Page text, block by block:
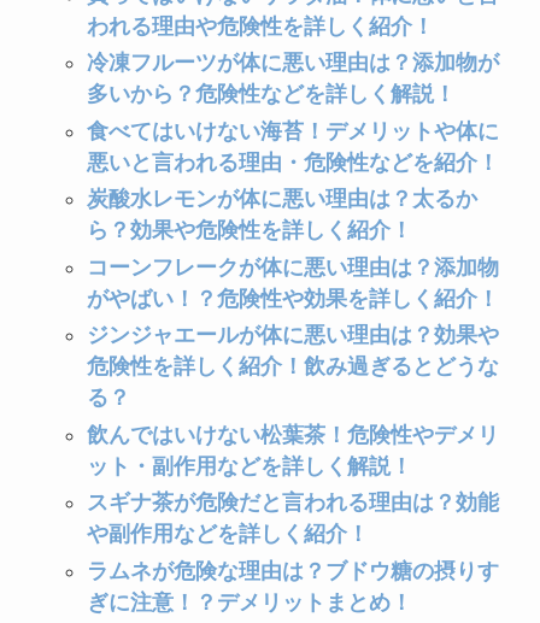
バターコーヒーの危険性とは？コレステロ
ールが上昇する？効果を詳しく紹介！
コーンフレークが体に悪い理由は？添加物
がやばい！？危険性や効果を詳しく紹介！
われる理由や危険性を詳しく紹介！
冷凍フルーツが体に悪い理由は？添加物が
多いから？危険性などを詳しく解説！
食べてはいけない海苔！デメリットや体に
悪いと言われる理由・危険性などを紹介！
炭酸水レモンが体に悪い理由は？太るか
ら？効果や危険性を詳しく紹介！
コーンフレークが体に悪い理由は？添加物
がやばい！？危険性や効果を詳しく紹介！
ジンジャエールが体に悪い理由は？効果や
危険性を詳しく紹介！飲み過ぎるとどうな
る？
飲んではいけない松葉茶！危険性やデメリ
ット・副作用などを詳しく解説！
スギナ茶が危険だと言われる理由は？効能
や副作用などを詳しく紹介！
ラムネが危険な理由は？ブドウ糖の摂りす
ぎに注意！？デメリットまとめ！